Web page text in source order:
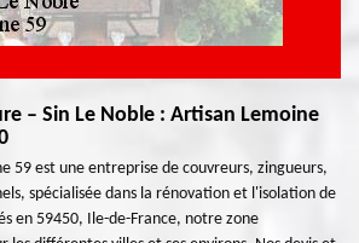
– Sin Le Noble : Artisan Lemoine
59 est une entreprise de couvreurs, zingueurs,
spécialisée dans la rénovation et l'isolation de
en 59450, Ile-de-France, notre zone